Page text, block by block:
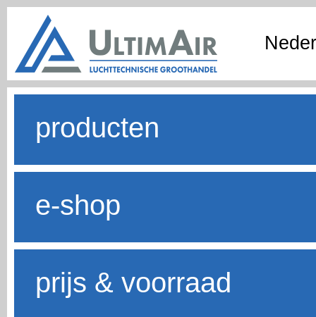
producten
e-shop
prijs & voorraad